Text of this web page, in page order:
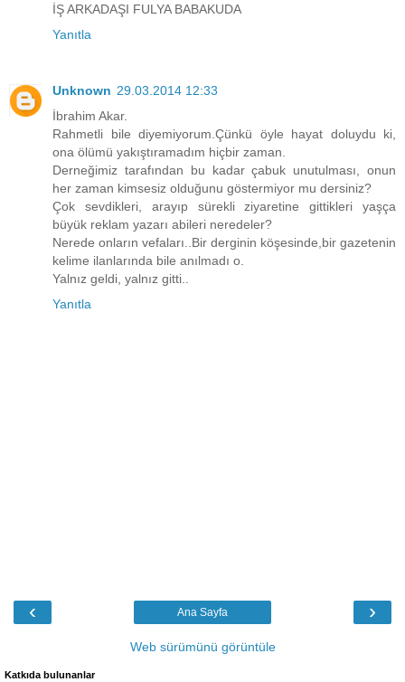
İŞ ARKADAŞI FULYA BABAKUDA
Yanıtla
Unknown 29.03.2014 12:33
İbrahim Akar.
Rahmetli bile diyemiyorum.Çünkü öyle hayat doluydu ki,
ona ölümü yakıştıramadım hiçbir zaman.
Derneğimiz tarafından bu kadar çabuk unutulması, onun
her zaman kimsesiz olduğunu göstermiyor mu dersiniz?
Çok sevdikleri, arayıp sürekli ziyaretine gittikleri yaşça
büyük reklam yazarı abileri neredeler?
Nerede onların vefaları..Bir derginin köşesinde,bir gazetenin
kelime ilanlarında bile anılmadı o.
Yalnız geldi, yalnız gitti..
Yanıtla
‹ ›
Ana Sayfa
Web sürümünü görüntüle
Katkıda bulunanlar